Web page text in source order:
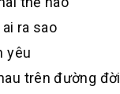
ra sao
yêu
trên đường đời